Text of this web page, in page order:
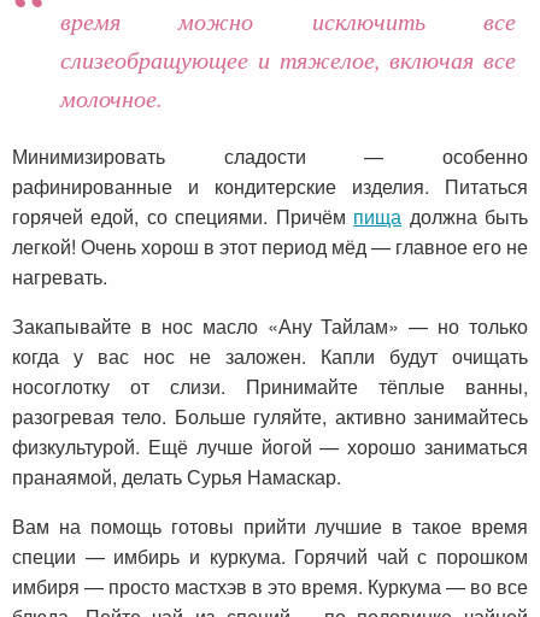
время можно исключить все
слизеобращующее и тяжелое, включая все
молочное.
Минимизировать сладости — особенно
рафинированные и кондитерские изделия. Питаться
горячей едой, со специями. Причём пища должна быть
легкой! Очень хорош в этот период мёд — главное его не
нагревать.
Закапывайте в нос масло «Ану Тайлам» — но только
когда у вас нос не заложен. Капли будут очищать
носоглотку от слизи. Принимайте тёплые ванны,
разогревая тело. Больше гуляйте, активно занимайтесь
физкультурой. Ещё лучше йогой — хорошо заниматься
пранаямой, делать Сурья Намаскар.
Вам на помощь готовы прийти лучшие в такое время
специи — имбирь и куркума. Горячий чай с порошком
имбиря — просто мастхэв в это время. Куркума — во все